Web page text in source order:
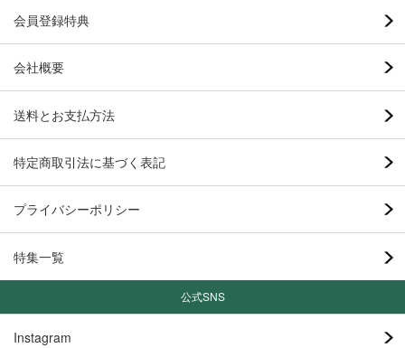
会員登録特典
会社概要
送料とお支払方法
特定商取引法に基づく表記
プライバシーポリシー
特集一覧
公式SNS
Instagram